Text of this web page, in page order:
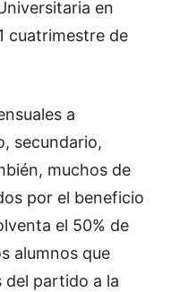
en
cuatrimestre de
a
secundario,
muchos de
por el beneficio
el 50% de
alumnos que
del partido a la